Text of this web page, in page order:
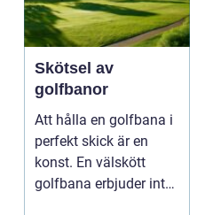
Skötsel av
golfbanor
Att hålla en golfbana i
perfekt skick är en
konst. En välskött
golfbana erbjuder inte